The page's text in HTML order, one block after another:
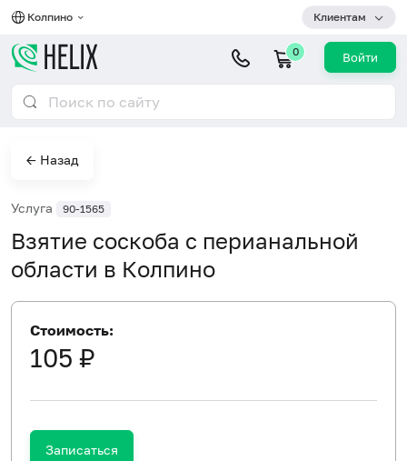
Колпино Клиентам
0 Войти
← Назад
Услуга 90-1565
Взятие соскоба с перианальной
области в Колпино
Стоимость:
105 ₽
Записаться